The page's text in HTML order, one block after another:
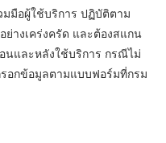
มือผู้ใช้บริการ ปฏิบัติตาม
อย่างเคร่งครัด และต้องสแกน
นและหลังใช้บริการ กรณีไม่
อกข้อมูลตามแบบฟอร์มที่กรม